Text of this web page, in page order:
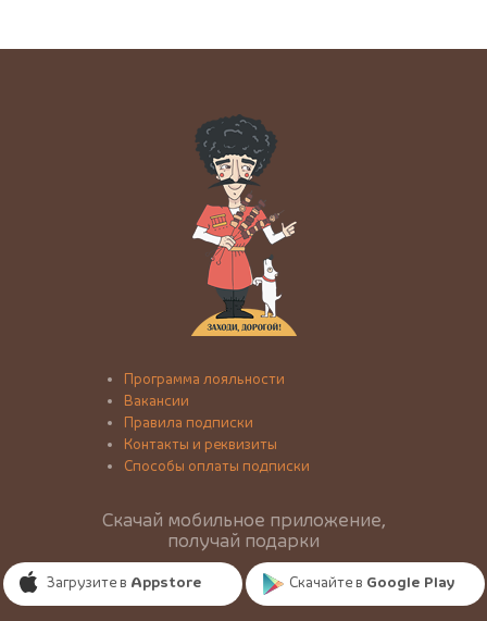
Программа лояльности
Вакансии
Правила подписки
Контакты и реквизиты
Способы оплаты подписки
Скачай мобильное приложение,
получай подарки
Загрузите в Appstore Скачайте в Google Play